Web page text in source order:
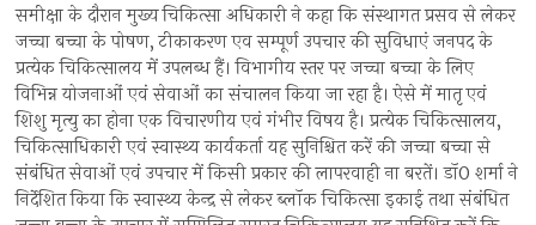
समीक्षा के दौरान मुख्य चिकित्सा अधिकारी ने कहा कि संस्थागत प्रसव से लेकर
जच्चा बच्चा के पोषण, टीकाकरण एव सम्पूर्ण उपचार की सुविधाएं जनपद के
प्रत्येक चिकित्सालय में उपलब्ध हैं। विभागीय स्तर पर जच्चा बच्चा के लिए
विभिन्न योजनाओं एवं सेवाओं का संचालन किया जा रहा है। ऐसे में मातृ एवं
शिशु मृत्यु का होना एक विचारणीय एवं गंभीर विषय है। प्रत्येक चिकित्सालय,
चिकित्साधिकारी एवं स्वास्थ्य कार्यकर्ता यह सुनिश्चित करें की जच्चा बच्चा से
संबंधित सेवाओं एवं उपचार में किसी प्रकार की लापरवाही ना बरतें। डॉ0 शर्मा ने
निर्देशित किया कि स्वास्थ्य केन्द्र से लेकर ब्लॉक चिकित्सा इकाई तथा संबंधित